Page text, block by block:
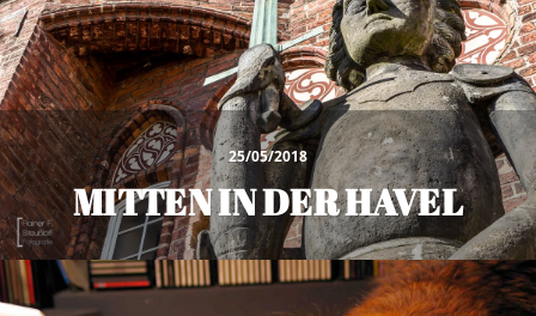
25/05/2018
MITTEN IN DER HAVEL